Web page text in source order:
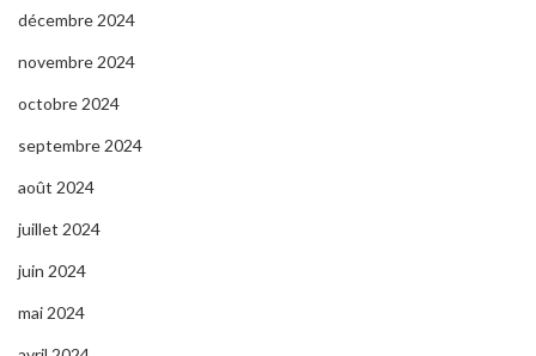
décembre 2024
novembre 2024
octobre 2024
septembre 2024
août 2024
juillet 2024
juin 2024
mai 2024